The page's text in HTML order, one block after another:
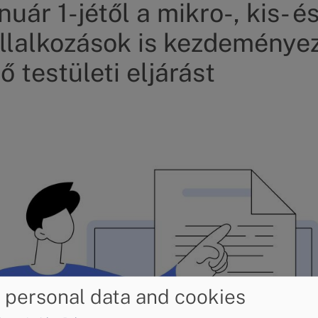
1-jétől a mikro-, kis-
is
testületi eljárást
personal data and cookies